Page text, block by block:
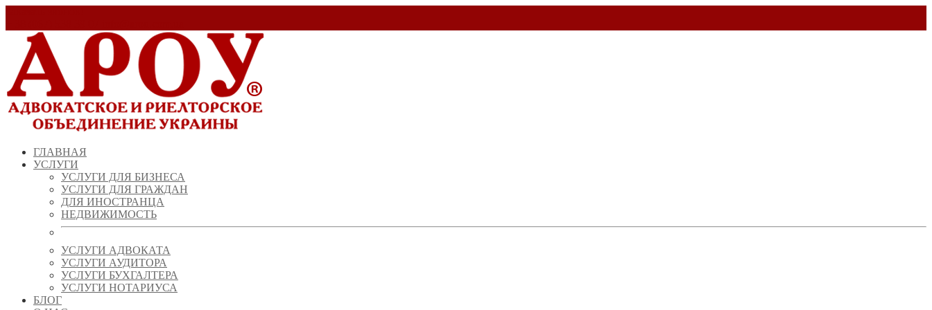
ГЛАВНАЯ
УСЛУГИ
УСЛУГИ ДЛЯ БИЗНЕСА
УСЛУГИ ДЛЯ ГРАЖДАН
ДЛЯ ИНОСТРАНЦА
НЕДВИЖИМОСТЬ
УСЛУГИ АДВОКАТА
УСЛУГИ АУДИТОРА
УСЛУГИ БУХГАЛТЕРА
УСЛУГИ НОТАРИУСА
БЛОГ